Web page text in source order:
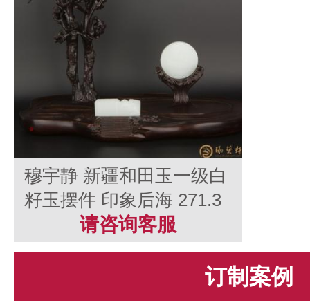
穆宇静 新疆和田玉一级白
籽玉摆件 印象后海 271.3
请咨询客服
订制案例